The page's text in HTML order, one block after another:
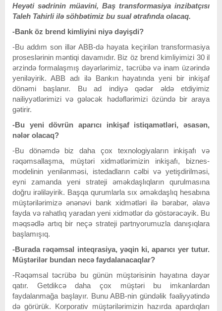
Heyəti sədrinin müavini, Baş transformasiya inzibatçısı
Taleh Tahirli ilə söhbətimiz bu sual ətrafında olacaq.
-Bank öz brend kimliyini niyə dəyişdi?
-Bu addım son illər ABB-də həyata keçirilən transformasiya
proseslərinin məntiqi davamıdır. Biz öz brend kimliyimizi 30 il
ərzində formalaşmış dəyərlərimiz, təcrübə və inam üzərində
yeniləyirik. ABB adı ilə Bankın həyatında yeni bir inkişaf
dönəmi başlanır. Bu ad indiyə qədər əldə etdiyimiz
nailiyyətlərimizi və gələcək hədəflərimizi özündə bir araya
gətirir.
-Bu yeni dövrün aparıcı inkişaf istiqamətləri, əsasən,
nələr olacaq?
-Bu dönəmdə biz daha çox texnologiyaların inkişafı və
rəqəmsallaşma, müştəri xidmətlərimizin inkişafı, biznes-
modelinin yenilənməsi, istedadların cəlbi və yetişdirilməsi,
eyni zamanda yeni strateji əməkdaşlıqların qurulmasına
doğru irəliləyirik. Başqa qurumlarla sıx əməkdaşlıq hesabına
müştərilərimizə ənənəvi bank xidmətləri ilə bərabər, əlavə
fayda və rahatlıq yaradan yeni xidmətlər də göstərəcəyik. Bu
məqsədlə artıq bir neçə strateji partnyorumuzla danışıqlara
başlamışıq.
-Burada rəqəmsal inteqrasiya, yəqin ki, aparıcı yer tutur.
Müştərilər bundan necə faydalanacaqlar?
-Rəqəmsal təcrübə bu günün müştərisinin həyatına dəyər
qatır. Getdikcə daha çox müştəri bu imkanlardan
faydalanmağa başlayır. Bunu ABB-nin gündəlik fəaliyyətində
də görürük. Korporativ müştərilərimizin hazırda apardıqları